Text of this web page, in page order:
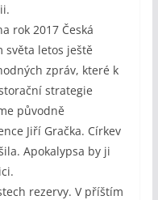
rok 2017 Česká
světa letos ještě
zpráv, které k
strategie
původně
Jiří Gračka. Církev
Apokalypsa by ji
rezervy. V příštím